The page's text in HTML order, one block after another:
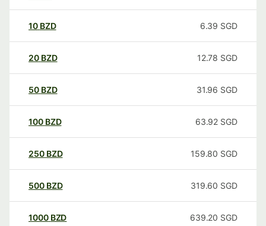
10 BZD 6.39 SGD
20 BZD 12.78 SGD
50 BZD 31.96 SGD
100 BZD 63.92 SGD
250 BZD 159.80 SGD
500 BZD 319.60 SGD
1000 BZD 639.20 SGD